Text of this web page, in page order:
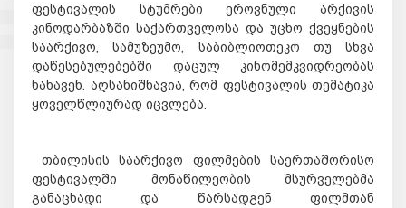
ფესტივალის სტუმრები ეროვნული არქივის
კინოდარბაზში საქართველოსა და უცხო ქვეყნების
საარქივო, სამუზეუმო, საბიბლიოთეკო თუ სხვა
დაწესებულებებში დაცულ კინომემკვიდრეობას
ნახავენ. აღსანიშნავია, რომ ფესტივალის თემატიკა
ყოველწლიურად იცვლება.
თბილისის საარქივო ფილმების საერთაშორისო
ფესტივალში მონაწილეობის მსურველებმა
განაცხადი და წარსადგენ ფილმთან